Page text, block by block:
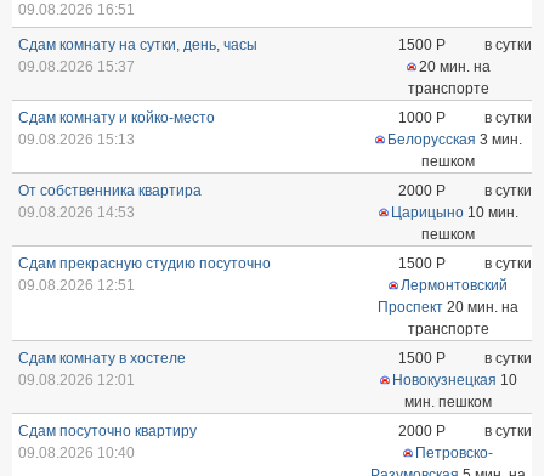
09.08.2026 16:51
Сдам комнату на сутки, день, часы
09.08.2026 15:37
1500 Р
в сутки
20 мин. на
транспорте
Сдам комнату и койко-место
09.08.2026 15:13
1000 Р
в сутки
Белорусская 3 мин.
пешком
От собственника квартира
09.08.2026 14:53
2000 Р
в сутки
Царицыно10 мин.
пешком
Сдам прекрасную студию посуточно
09.08.2026 12:51
1500 Р
в сутки
Лермонтовский
Проспект 20 мин. на
транспорте
Сдам комнату в хостеле
09.08.2026 12:01
1500 Р
в сутки
Новокузнецкая 10
мин. пешком
Сдам посуточно квартиру
09.08.2026 10:40
2000 Р
в сутки
Петровско-